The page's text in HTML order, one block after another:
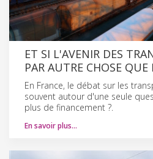
ET SI L'AVENIR DES
PAR AUTRE CHOSE QUE
En France, le débat sur les
souvent autour d'une seule
plus de financement ?.
En savoir plus…